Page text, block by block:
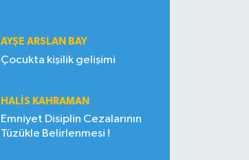
AYŞE ARSLAN BAY
Çocukta kişilik gelişimi
HALIS KAHRAMAN
Emniyet Disiplin Cezalarının
Tüzükle Belirlenmesi !